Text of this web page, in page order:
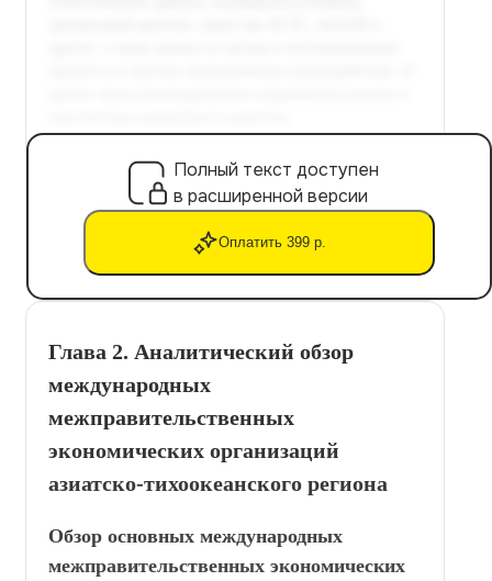
Полный текст доступен
в расширенной версии
Оплатить 399 р.
Глава 2. Аналитический обзор
международных
межправительственных
экономических организаций
азиатско-тихоокеанского региона
Обзор основных международных
межправительственных экономических